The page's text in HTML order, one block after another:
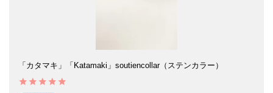
「カタマキ」「Katamaki」soutiencollar（ステンカラー）